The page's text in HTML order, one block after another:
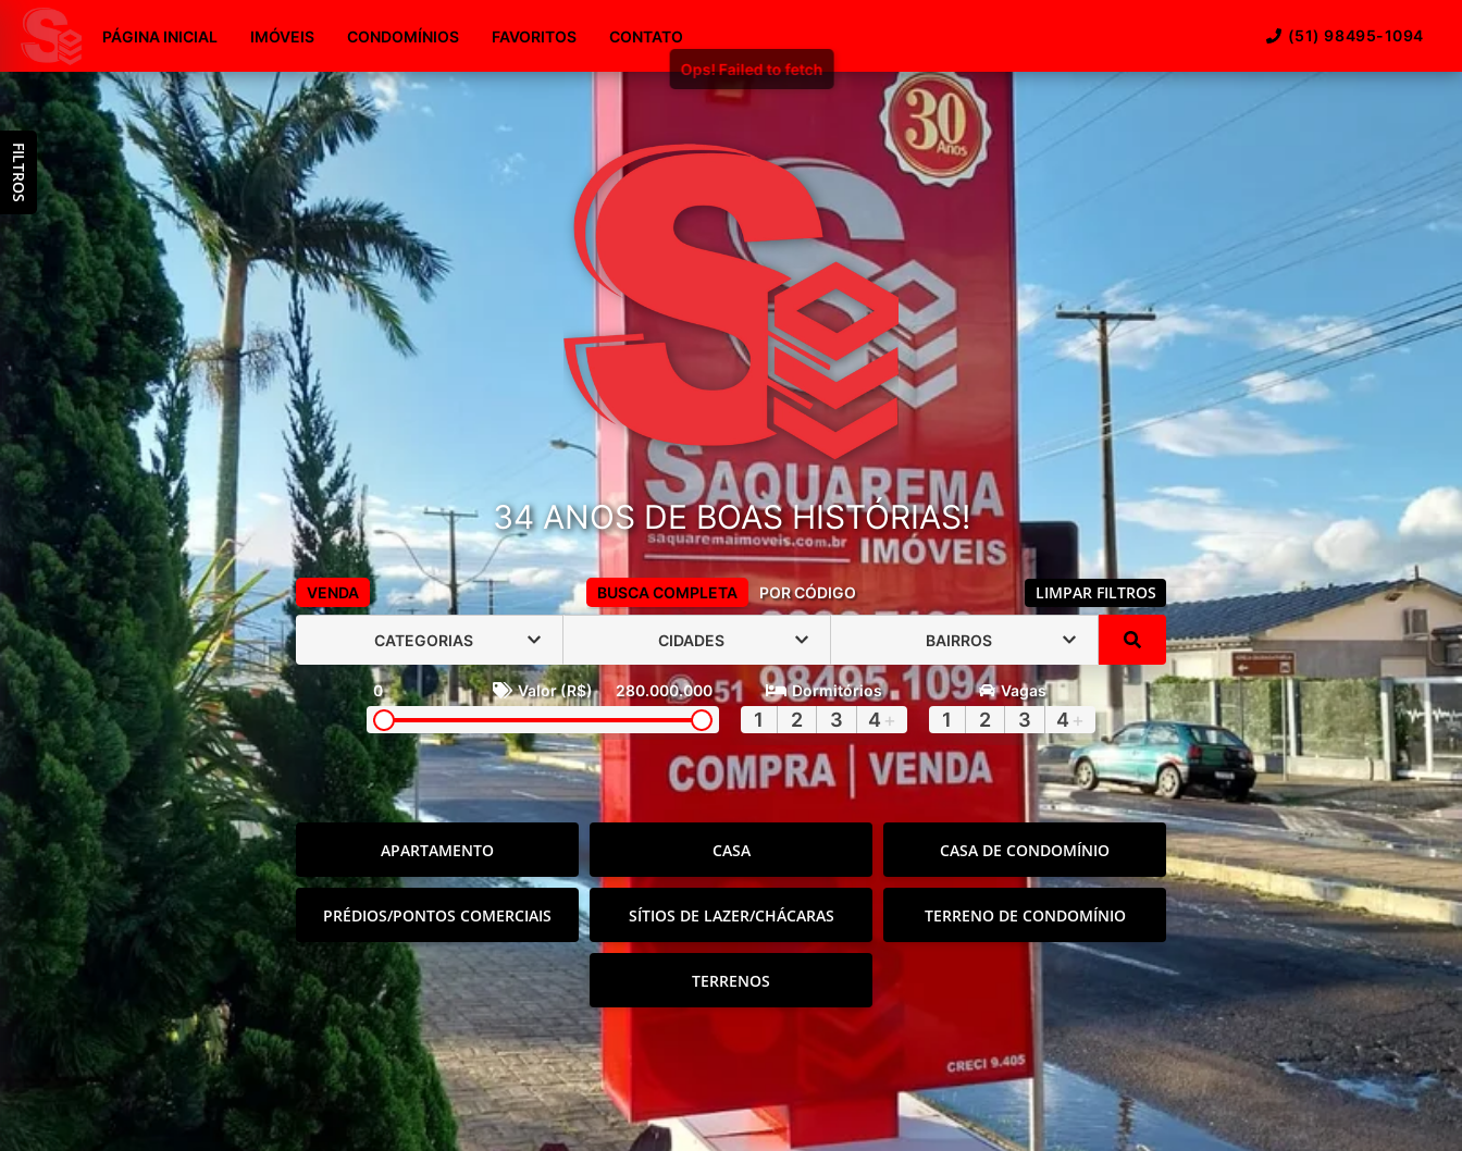
(51) 98495-1094
PÁGINA INICIAL IMÓVEIS CONDOMÍNIOS FAVORITOS CONTATO (51) 98495-1094
34 ANOS DE BOAS HISTÓRIAS!
VENDA BUSCA COMPLETA POR CÓDIGO LIMPAR FILTROS
CATEGORIAS CIDADES BAIRROS
0 Valor (R$) 280.000.000 Dormitórios
1 2 3 4 +
Vagas
1 2 3 4 +
APARTAMENTO CASA CASA DE CONDOMÍNIO
PRÉDIOS/PONTOS COMERCIAIS SÍTIOS DE LAZER/CHÁCARAS TERRENO DE CONDOMÍNIO
TERRENOS
FILTROS